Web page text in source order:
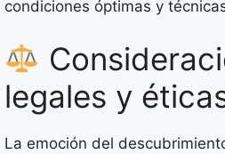
condiciones óptimas y
legales y
La emoción del